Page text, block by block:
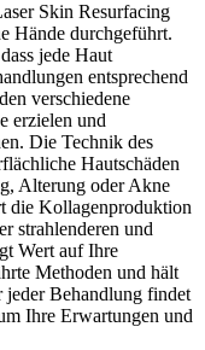
Skin Resurfacing
Hände durchgeführt.
jede Haut
entsprechend
verschiedene
erzielen und
Die Technik des
Hautschäden
Alterung oder Akne
die Kollagenproduktion
strahlenderen und
Wert auf Ihre
Methoden und hält
jeder Behandlung findet
Ihre Erwartungen und